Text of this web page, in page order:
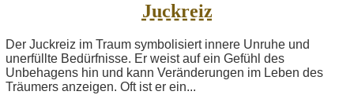
Juckreiz
Der Juckreiz im Traum symbolisiert innere Unruhe und
unerfüllte Bedürfnisse. Er weist auf ein Gefühl des
Unbehagens hin und kann Veränderungen im Leben des
Träumers anzeigen. Oft ist er ein...